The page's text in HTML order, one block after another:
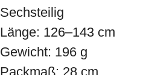
Sechsteilig
Länge: 126–143 cm
Gewicht: 196 g
Packmaß: 28 cm